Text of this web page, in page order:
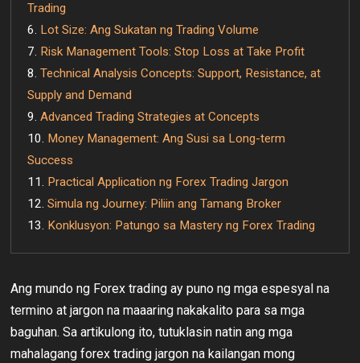
Trading
Lot Size: Ang Sukatan ng Trading Volume
Risk Management Tools: Stop Loss at Take Profit
Technical Analysis Concepts: Support, Resistance, at
Supply and Demand
Advanced Trading Strategies at Concepts
Money Management: Ang Susi sa Long-term
Success
Practical Application ng Forex Trading Jargon
Simula ng Journey: Piliin ang Tamang Broker
Konklusyon: Patungo sa Mastery ng Forex Trading
Ang mundo ng Forex trading ay puno ng mga espesyal na
termino at jargon na maaaring nakakalito para sa mga
baguhan. Sa artikulong ito, tutuklasin natin ang mga
mahalagang forex trading jargon na kailangan mong